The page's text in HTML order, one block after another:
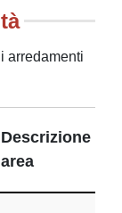
arredamenti
Descrizione
area